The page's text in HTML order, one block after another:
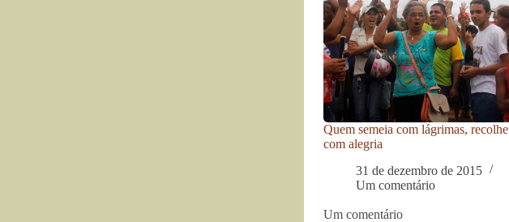
Quem semeia com lágrimas, recolhe
com alegria
31 de dezembro de 2015
Um comentário
Um comentário